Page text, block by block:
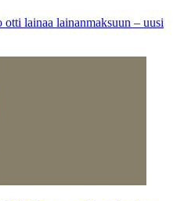
lainaa lainanmaksuun – uusi